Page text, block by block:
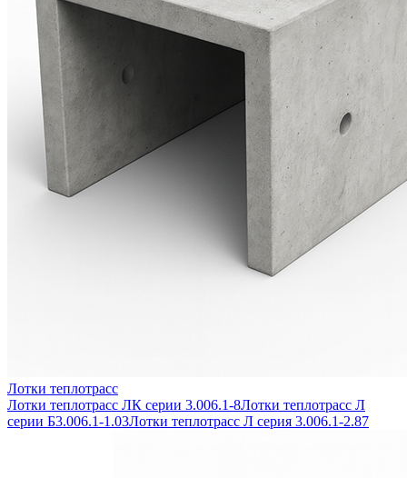
Лотки теплотрасс
Лотки теплотрасс ЛК серии 3.006.1-8Лотки теплотрасс Л
серии Б3.006.1-1.03Лотки теплотрасс Л серия 3.006.1-2.87